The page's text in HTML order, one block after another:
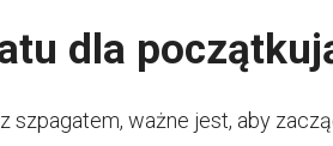
dla
ważne jest, aby